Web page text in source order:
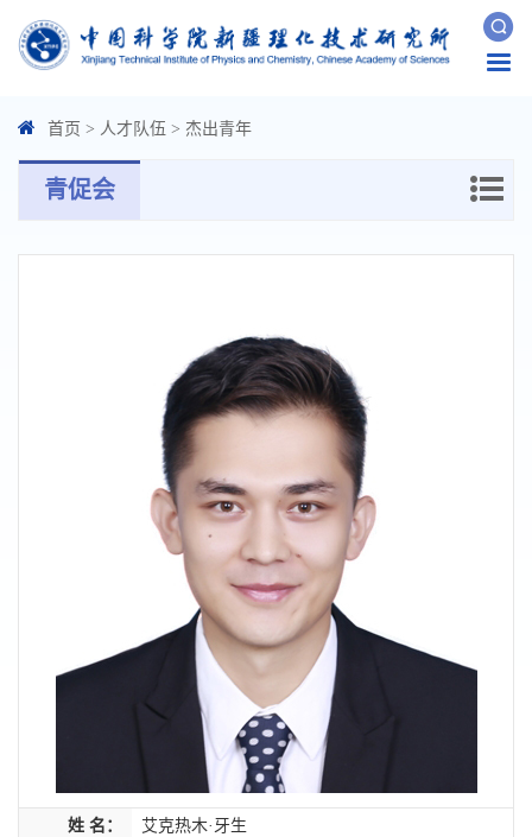
首页 > 人才队伍 > 杰出青年
青促会
姓 名： 艾克热木·牙生